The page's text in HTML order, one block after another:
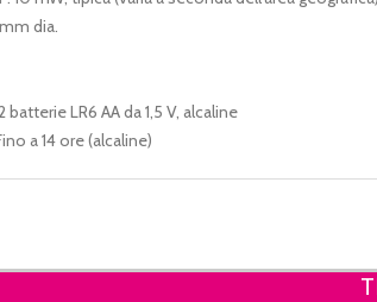
dia.
LR6 AA da 1,5 V, alcaline
a 14 ore (alcaline)